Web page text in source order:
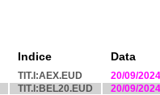
Indice Data
TIT.I:AEX.EUD
20/09/2024
TIT.I:BEL20.EUD
20/09/2024